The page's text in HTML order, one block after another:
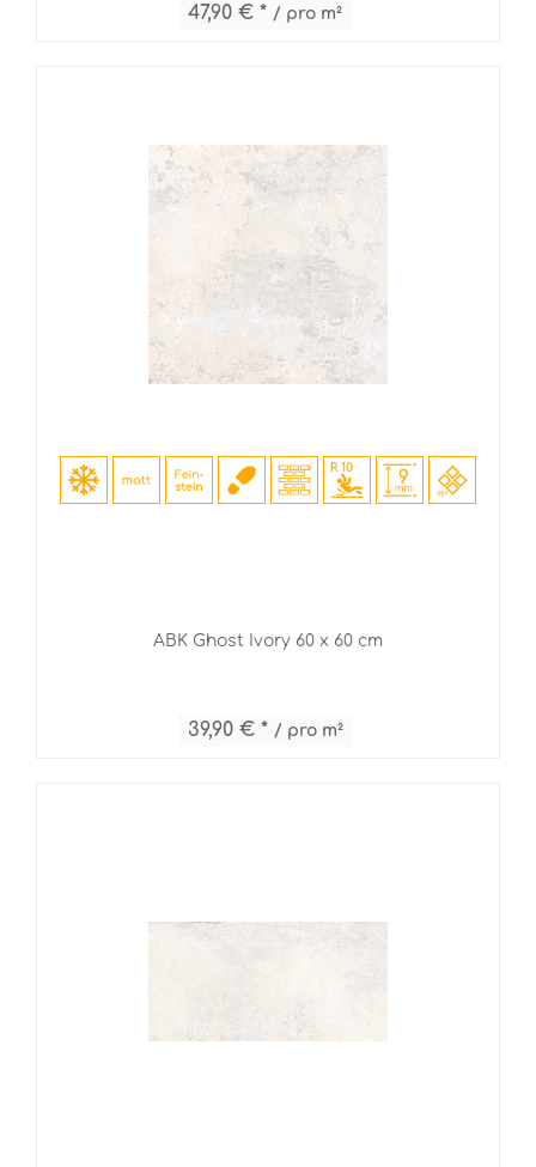
47,90 € * / pro m²
ABK Ghost Ivory 60 x 60 cm
39,90 € * / pro m²